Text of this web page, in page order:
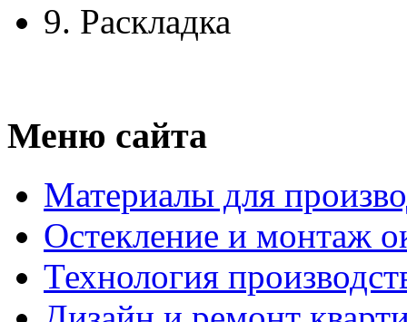
9. Раскладка
Меню сайта
Материалы для
Остекление и монтаж
Технология